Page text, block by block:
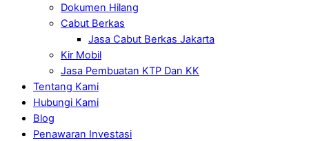
Dokumen Hilang
Cabut Berkas
Jasa Cabut Berkas Jakarta
Kir Mobil
Jasa Pembuatan KTP Dan KK
Tentang Kami
Hubungi Kami
Blog
Penawaran Investasi